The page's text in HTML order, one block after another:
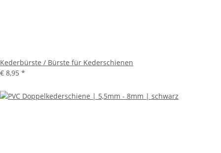
Kederbürste / Bürste für Kederschienen
€ 8,95 *